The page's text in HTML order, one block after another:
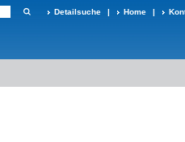
Detailsuche | Home |